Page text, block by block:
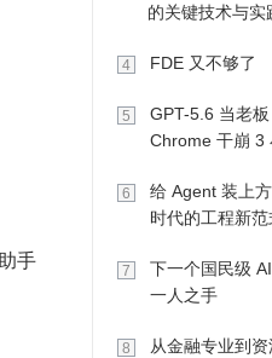
手
的关键技术与实
4 FDE 又不够了
5
GPT-5.6 当老
Chrome 干崩 3
6
给 Agent 装上
时代的工程新范
7
下一个国民级
一人之手
8
从金融专业到